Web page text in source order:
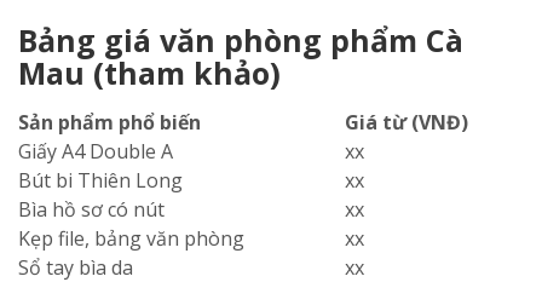
Bảng giá văn phòng phẩm Cà
Mau (tham khảo)
Sản phẩm phổ biến
Giá từ (VNĐ)
Giấy A4 Double A
xx
Bút bi Thiên Long
xx
Bìa hồ sơ có nút
xx
Kẹp file, bảng văn phòng
xx
Sổ tay bìa da
xx